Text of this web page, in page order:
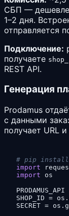
СБП — дешевле.
1–2 дня.
отправляется
Подключение:
получаете
REST API.
Генерация
Prodamus
с данными
получает URL
# pip install
import
import os
PRODAMUS_API
SHOP_ID =
SECRET =